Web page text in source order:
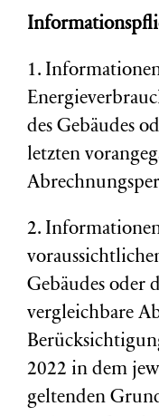
1.
des Gebäudes
letzten
2.
Gebäudes oder
vergleichbare
2022 in dem
geltenden